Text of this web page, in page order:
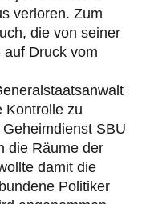
verloren. Zum
die von seiner
Druck vom
Kontrolle zu
SBU
die Räume der
damit die
Politiker